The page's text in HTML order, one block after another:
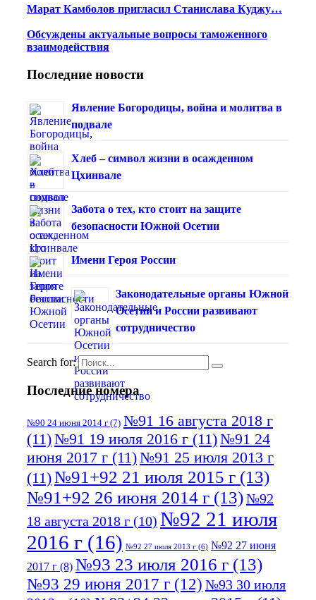
Марат Камболов пригласил Станислава Куджу…
Обсуждены актуальные вопросы таможенного
взаимодействия
Последние новости
Явление Богородицы, война и молитва в
подвале
Хлеб – символ жизни в осажденном
Цхинвале
Забота о тех, кто стоит на защите
безопасности Южной Осетии
Имени Героя России
Законодательные органы Южной
Осетии и России развивают
сотрудничество
Search for:
Последние номера
№90 24 июня 2014 г (7) №91 16 августа 2018 г
(11)№91 19 июля 2016 г (11)№91 24
июня 2017 г (11)№91 25 июля 2013 г
(11)№91+92 21 июля 2015 г (13)
№91+92 26 июня 2014 г (13)№92
18 августа 2018 г (10) №92 21 июля
2016 г (16) №92 27 июля 2013 г (6) №92 27 июня
2017 г (8) №93 23 июля 2016 г (13)
№93 29 июня 2017 г (12) №93 30 июля